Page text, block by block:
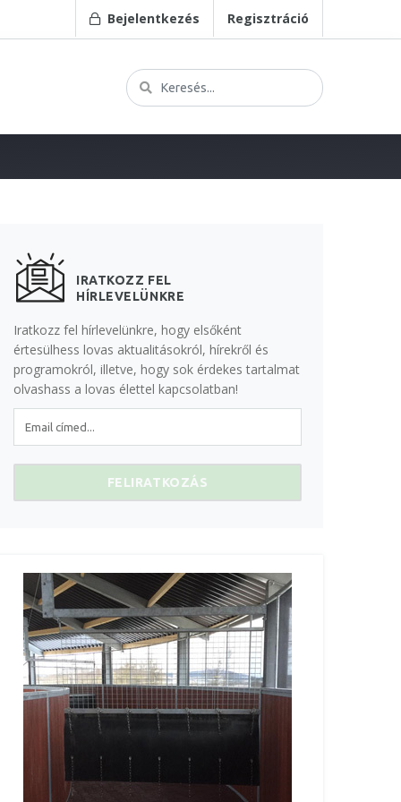
Bejelentkezés Regisztráció
IRATKOZZ FEL
HÍRLEVELÜNKRE
Iratkozz fel hírlevelünkre, hogy elsőként
értesülhess lovas aktualitásokról, hírekről és
programokról, illetve, hogy sok érdekes tartalmat
olvashass a lovas élettel kapcsolatban!